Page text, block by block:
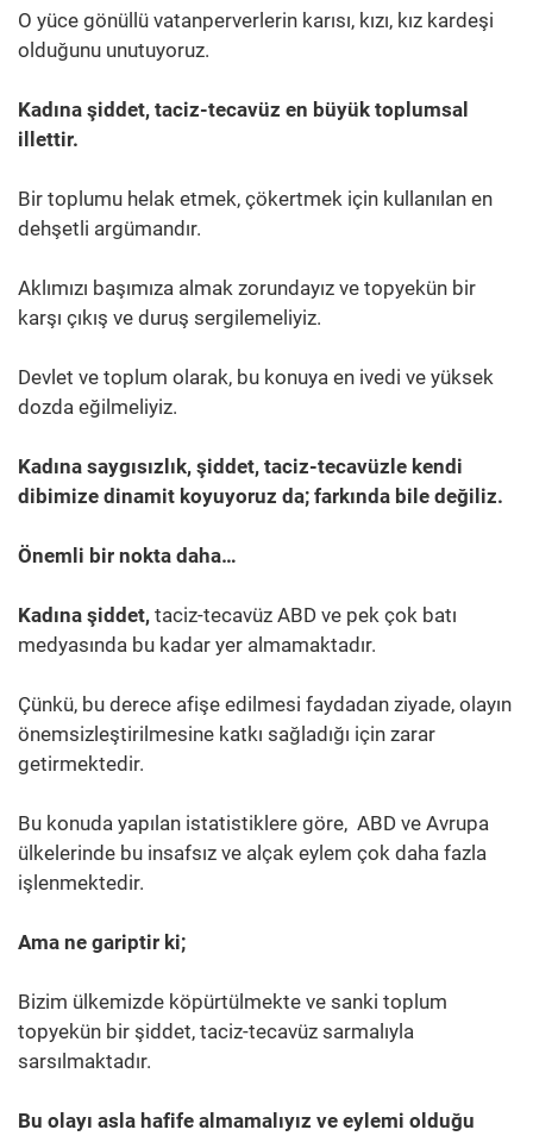
O yüce gönüllü vatanperverlerin karısı, kızı, kız kardeşi
olduğunu unutuyoruz.
Kadına şiddet, taciz-tecavüz en büyük toplumsal
illettir.
Bir toplumu helak etmek, çökertmek için kullanılan en
dehşetli argümandır.
Aklımızı başımıza almak zorundayız ve topyekün bir
karşı çıkış ve duruş sergilemeliyiz.
Devlet ve toplum olarak, bu konuya en ivedi ve yüksek
dozda eğilmeliyiz.
Kadına saygısızlık, şiddet, taciz-tecavüzle kendi
dibimize dinamit koyuyoruz da; farkında bile değiliz.
Önemli bir nokta daha…
Kadına şiddet, taciz-tecavüz ABD ve pek çok batı
medyasında bu kadar yer almamaktadır.
Çünkü, bu derece afişe edilmesi faydadan ziyade, olayın
önemsizleştirilmesine katkı sağladığı için zarar
getirmektedir.
Bu konuda yapılan istatistiklere göre, ABD ve Avrupa
ülkelerinde bu insafsız ve alçak eylem çok daha fazla
işlenmektedir.
Ama ne gariptir ki;
Bizim ülkemizde köpürtülmekte ve sanki toplum
topyekün bir şiddet, taciz-tecavüz sarmalıyla
sarsılmaktadır.
Bu olayı asla hafife almamalıyız ve eylemi olduğu